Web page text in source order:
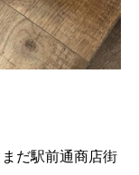
だ駅前通商店街